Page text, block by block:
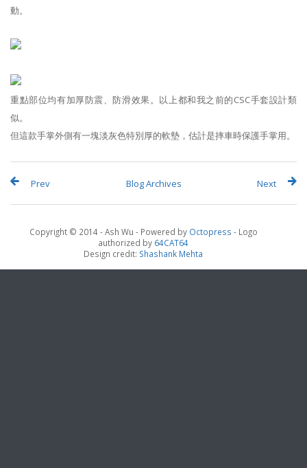
動。
重點部位均有加厚防震、防滑效果。以上都和我之前的CSC手套設計類
似。
但這款手掌外側有一塊淡灰色特別厚的軟墊，估計是摔車時保護手掌用。
Prev Next
Blog Archives
Copyright © 2014 - Ash Wu - Powered by Octopress - Logo
authorized by 64CAT64
Design credit: Shashank Mehta